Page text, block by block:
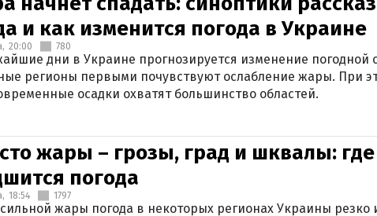
и как изменится погода в Украине
20:00 780
дни в Украине прогнозируется изменение погодной
регионы первыми почувствуют ослабление жары. При
осадки охватят большинство областей.
жары – грозы, град и шквалы: где
погода
18:54 1797
жары погода в некоторых регионах Украины резко